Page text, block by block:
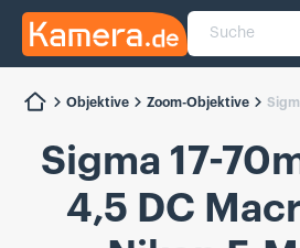
Kamera.de
Suche
Objektive Zoom-Objektive
Sigma 17-
4,5 DC